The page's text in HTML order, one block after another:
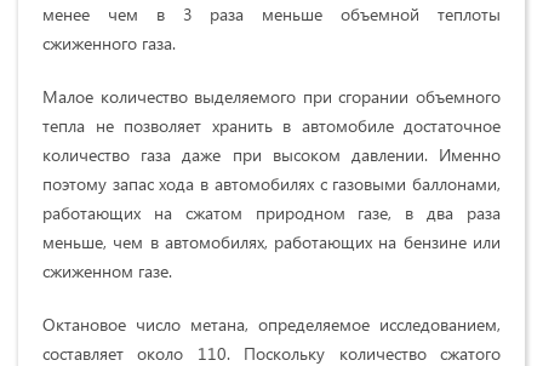
менее чем в 3 раза меньше объемной теплоты
сжиженного газа.
Малое количество выделяемого при сгорании объемного
тепла не позволяет хранить в автомобиле достаточное
количество газа даже при высоком давлении. Именно
поэтому запас хода в автомобилях с газовыми баллонами,
работающих на сжатом природном газе, в два раза
меньше, чем в автомобилях, работающих на бензине или
сжиженном газе.
Октановое число метана, определяемое исследованием,
составляет около 110. Поскольку количество сжатого